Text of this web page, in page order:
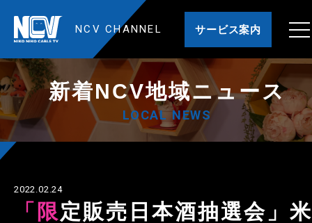
NCV CHANNEL サービス案内
新着NCV地域ニュース
LOCAL NEWS
2022.02.24
「限定販売日本酒抽選会」米